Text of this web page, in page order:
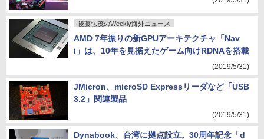
後藤弘茂のWeekly海外ニュース
AMD 7年振りの新GPUアーキテクチャ「Nav
i」は、10年を見据えたゲーム向けRDNAを搭載
(2019/5/31)
JMicron、microSD Expressリーダなど「USB
3.2」関連製品
(2019/5/31)
Dynabook、台湾に拠点設立。30周年記念「d